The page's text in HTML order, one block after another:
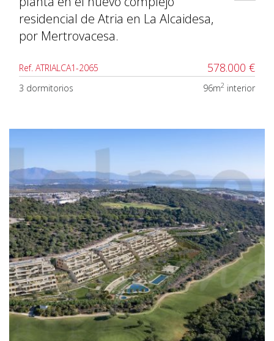
residencial de Atria en La Alcaidesa,
por Mertrovacesa.
Ref. ATRIALCA1-2065 578.000 €
3 dormitorios 96m2 interior